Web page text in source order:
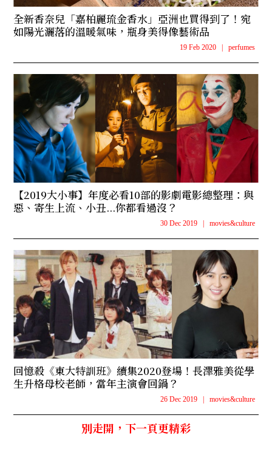
全新香奈兒「嘉柏麗琉金香水」亞洲也買得到了！宛
如陽光灑落的溫暖氣味，瓶身美得像藝術品
19 Feb 2020 | perfumes
【2019大小事】年度必看10部的影劇電影總整理：與
惡、寄生上流、小丑...你都看過沒？
30 Dec 2019 | movies&culture
回憶殺《東大特訓班》續集2020登場！長澤雅美從學
生升格母校老師，當年主演會回鍋？
26 Dec 2019 | movies&culture
別走開，下一頁更精彩